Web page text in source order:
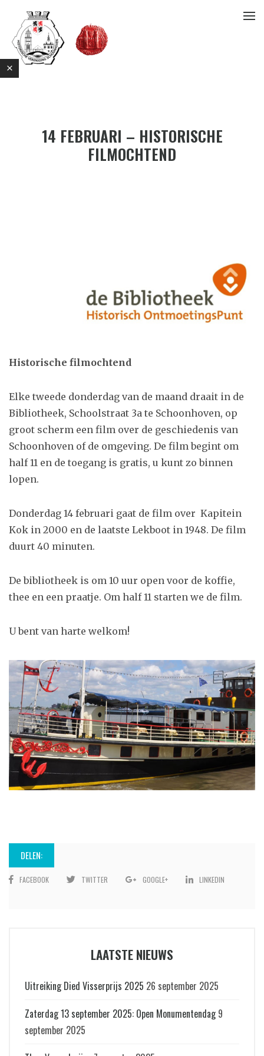
14 FEBRUARI – HISTORISCHE
FILMOCHTEND
Historische filmochtend
Elke tweede donderdag van de maand draait in de
Bibliotheek, Schoolstraat 3a te Schoonhoven, op
groot scherm een film over de geschiedenis van
Schoonhoven of de omgeving. De film begint om
half 11 en de toegang is gratis, u kunt zo binnen
lopen.
Donderdag 14 februari gaat de film over Kapitein
Kok in 2000 en de laatste Lekboot in 1948. De film
duurt 40 minuten.
De bibliotheek is om 10 uur open voor de koffie,
thee en een praatje. Om half 11 starten we de film.
U bent van harte welkom!
DELEN:
FACEBOOK TWITTER GOOGLE+ LINKEDIN
LAATSTE NIEUWS
Uitreiking Died Visserprijs 2025 26 september 2025
Zaterdag 13 september 2025: Open Monumentendag 9
september 2025